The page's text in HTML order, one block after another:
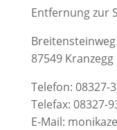
Entfernung zur
87549 Kranzegg
Telefon: 08327-
Telefax: 08327-
E-Mail: